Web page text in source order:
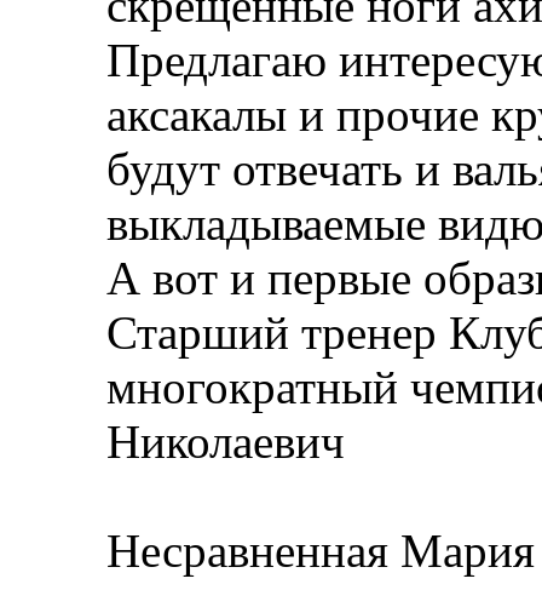
Предлагаю
аксакалы и прочие
будут отвечать и
выкладываемые
А вот и первые
Старший тренер
многократный
Николаевич
Несравненная Мария